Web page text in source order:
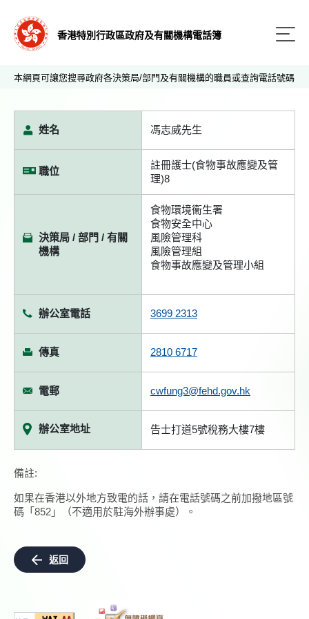
香港特別行政區政府及有關機構電話簿
本網頁可讓您搜尋政府各決策局/部門及有關機構的職員或查詢電話號碼
姓名 馮志威先生
職位
註冊護士(食物事故應變及管
理)8
決策局 / 部門 / 有關
機構
食物環境衞生署
食物安全中心
風險管理科
風險管理組
食物事故應變及管理小組
辦公室電話 3699 2313
傳真 2810 6717
電郵 cwfung3@fehd.gov.hk
辦公室地址 告士打道5號稅務大樓7樓
備註:
如果在香港以外地方致電的話，請在電話號碼之前加撥地區號
碼「852」（不適用於駐海外辦事處）。
返回